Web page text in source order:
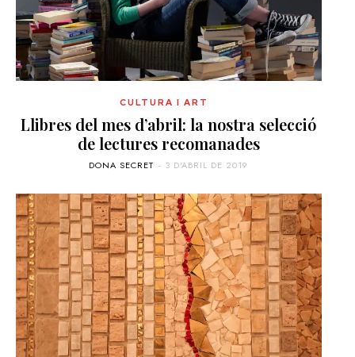
CULTURA I ART
Llibres del mes d’abril: la nostra selecció
de lectures recomanades
DONA SECRET - 3 D'ABRIL DE 2019